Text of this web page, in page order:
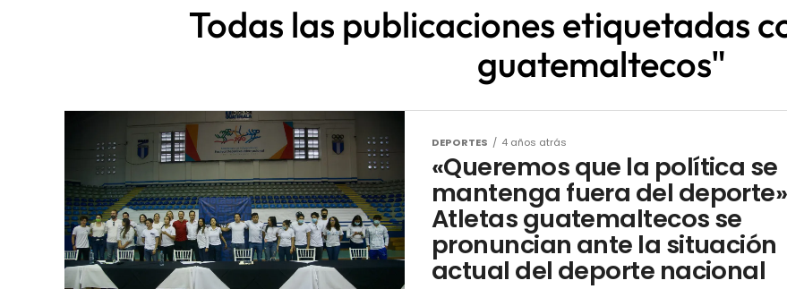
Todas las publicaciones etiquetadas
guatemaltecos"
DEPORTES 4 años atrás
«Queremos que la política se
mantenga fuera del
Atletas guatemaltecos se
pronuncian ante la situación
actual del deporte nacional